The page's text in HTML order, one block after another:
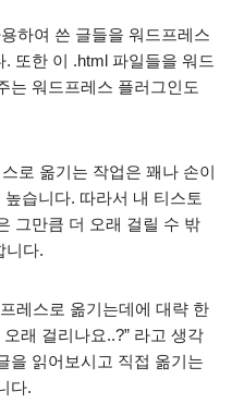
하여 쓴 글들을 워드프레스
또한 이 .html 파일들을 워드
는 워드프레스 플러그인도
로 옮기는 작업은 꽤나 손이
높습니다. 따라서 내 티스토
그만큼 더 오래 걸릴 수 밖
니다.
레스로 옮기는데에 대략 한
래 걸리나요..?” 라고 생각
을 읽어보시고 직접 옮기는
다.